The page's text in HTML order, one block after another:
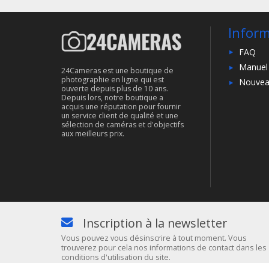
24Cameras est une boutique de
photographie en ligne qui est
ouverte depuis plus de 10 ans.
Depuis lors, notre boutique a
acquis une réputation pour fournir
un service client de qualité et une
sélection de caméras et d'objectifs
aux meilleurs prix.
FAQ
Inscription à la newsletter
Vous pouvez vous désinscrire à tout moment. Vous
trouverez pour cela nos informations de contact dans les
conditions d'utilisation du site.